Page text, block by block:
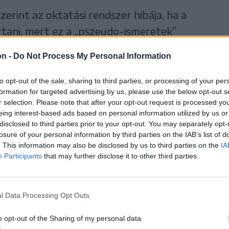
- Do Not Process My Personal Information
opt-out of the sale, sharing to third parties, or processing of your
for targeted advertising by us, please use the below opt-out
selection. Please note that after your opt-out request is processed
interest-based ads based on personal information utilized by us
to third parties prior to your opt-out. You may separately
of your personal information by third parties on the IAB’s list of
This information may also be disclosed by us to third parties on the
Participants that may further disclose it to other third parties.
Data Processing Opt Outs
opt-out of the Sharing of my personal data.
az oktatási rendszer hibája, ha a
mert ez a „pszeudo-ismeretek”
az
analfabetizmus még a hivatalosan becsült
Ezt ugyanis csak azok körében mérik,
márpedig Romániában az
nem jár iskolába.
tehát, hogy a
még az
mértékű